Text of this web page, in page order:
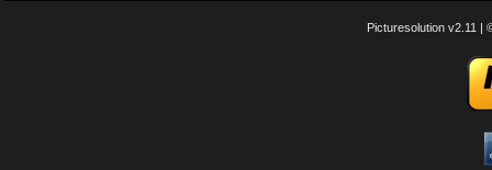
Picturesolution v2.11 |